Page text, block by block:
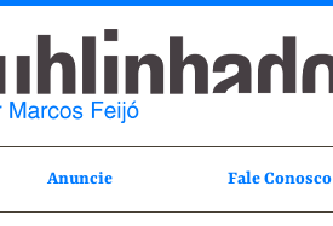
Anuncie Fale Conosco